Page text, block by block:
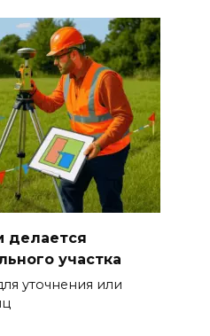
делается
участка
уточнения или